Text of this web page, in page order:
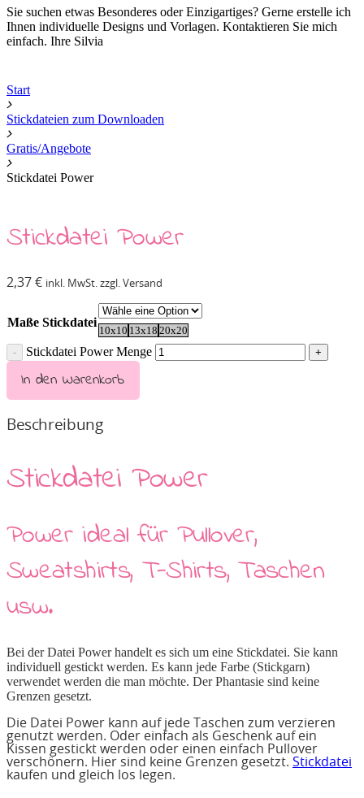
Sie suchen etwas Besonderes oder Einzigartiges? Gerne erstelle ich
Ihnen individuelle Designs und Vorlagen. Kontaktieren Sie mich
einfach. Ihre Silvia
Start
Stickdateien zum Downloaden
Gratis/Angebote
Stickdatei Power
Stickdatei Power
2,37 € inkl. MwSt. zzgl. Versand
Maße Stickdatei
10x10 13x18 20x20
Stickdatei Power Menge
In den Warenkorb
Beschreibung
Stickdatei Power
Power ideal für Pullover,
Sweatshirts, T-Shirts, Taschen
usw.
Bei der Datei Powerhandelt es sich um eine Stickdatei. Sie kann
individuell gestickt werden. Es kann jede Farbe (Stickgarn)
verwendet werden die man möchte. Der Phantasie sind keine
Grenzen gesetzt.
Die Datei Power kann auf jede Taschen zum verzieren
genutzt werden. Oder einfach als Geschenk auf ein
Kissen gestickt werden oder einen einfach Pullover
verschönern. Hier sind keine Grenzen gesetzt. Stickdatei
kaufen und gleich los legen.